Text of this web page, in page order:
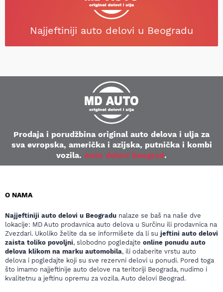
Najjeftiniji auto delovi u Beogradu
Prodaja i porudžbina original auto delova i ulja za
sva evropska, američka i azijska, putnička i kombi
vozila. Auto delovi Beograd.
O NAMA
Najjeftiniji auto delovi u Beogradu nalaze se baš na naše dve
lokacije: MD Auto prodavnica auto delova u Surčinu ili prodavnica na
Zvezdari. Ukoliko želite da se informišete da li su jeftini auto delovi
zaista toliko povoljni, slobodno pogledajte online ponudu auto
delova klikom na marku automobila, ili odaberite vrstu auto
delova i pogledajte koji su sve rezervni delovi u ponudi. Pored toga
što imamo najjeftinije auto delove na teritoriji Beograda, nudimo i
kvalitetnu a jeftinu opremu za vozila. Auto delovi Beograd.